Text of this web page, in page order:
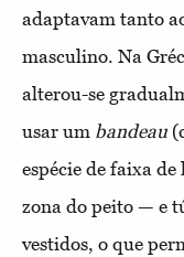
adaptavam tanto
masculino. Na
alterou-se
usar um bandeau
espécie de faixa
zona do peito — e
vestidos, o que